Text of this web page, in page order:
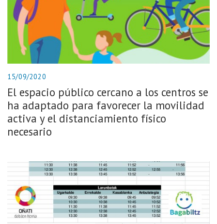
15/09/2020
El espacio público cercano a los centros se
ha adaptado para favorecer la movilidad
activa y el distanciamiento físico
necesario